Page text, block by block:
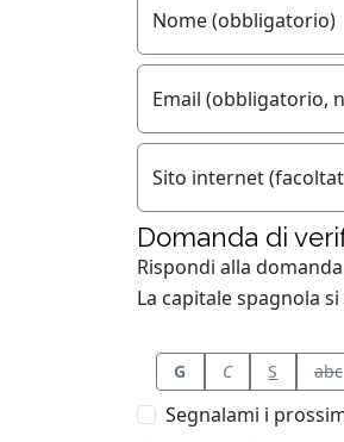
Nome (obbligatorio)
Email (obbligatorio,
Sito internet
Domanda di
Rispondi alla
La capitale spagnola si
G C S abc
Segnalami i